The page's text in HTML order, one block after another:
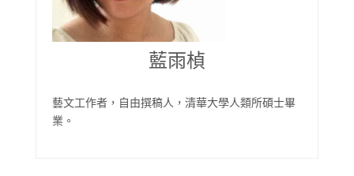
藍雨楨
藝文工作者，自由撰稿人，清華大學人類所碩士畢
業。